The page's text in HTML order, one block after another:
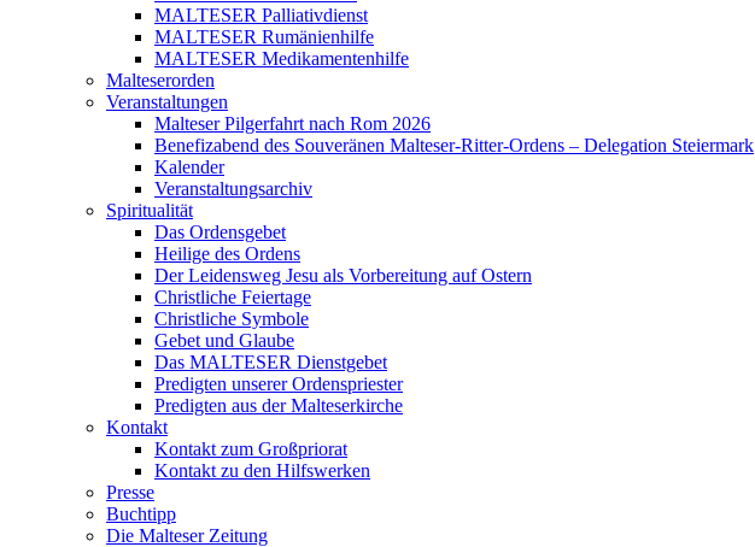
MALTESER Palliativdienst
MALTESER Rumänienhilfe
MALTESER Medikamentenhilfe
Malteserorden
Veranstaltungen
Malteser Pilgerfahrt nach Rom 2026
Benefizabend des Souveränen Malteser-Ritter-Ordens – Delegation Steiermark
Kalender
Veranstaltungsarchiv
Spiritualität
Das Ordensgebet
Heilige des Ordens
Der Leidensweg Jesu als Vorbereitung auf Ostern
Christliche Feiertage
Christliche Symbole
Gebet und Glaube
Das MALTESER Dienstgebet
Predigten unserer Ordenspriester
Predigten aus der Malteserkirche
Kontakt
Kontakt zum Großpriorat
Kontakt zu den Hilfswerken
Presse
Buchtipp
Die Malteser Zeitung